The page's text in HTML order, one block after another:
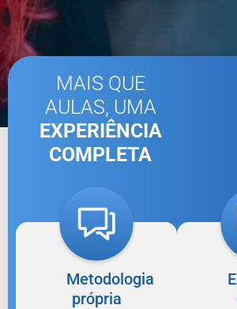
MAIS QUE
AULAS, UMA
EXPERIÊNCIA
COMPLETA
Metodologia
própria